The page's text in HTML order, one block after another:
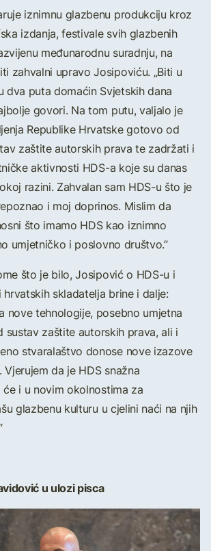
iznimnu glazbenu produkciju kroz
izdanja, festivale svih glazbenih
međunarodnu suradnju, na
zahvalni upravo Josipoviću. „Biti u
dva puta domaćin Svjetskih dana
govori. Na tom putu, valjalo je
Republike Hrvatske gotovo od
zaštite autorskih prava te zadržati i
aktivnosti HDS-a koje su danas
razini. Zahvalan sam HDS-u što je
i moj doprinos. Mislim da
što imamo HDS kao iznimno
umjetničko i poslovno društvo.”
što je bilo, Josipović o HDS-u i
skladatelja brine i dalje:
nove tehnologije, posebno umjetna
sustav zaštite autorskih prava, ali i
stvaralaštvo donose nove izazove
da je HDS snažna
i u novim okolnostima za
glazbenu kulturu u cjelini naći na njih
u ulozi pisca